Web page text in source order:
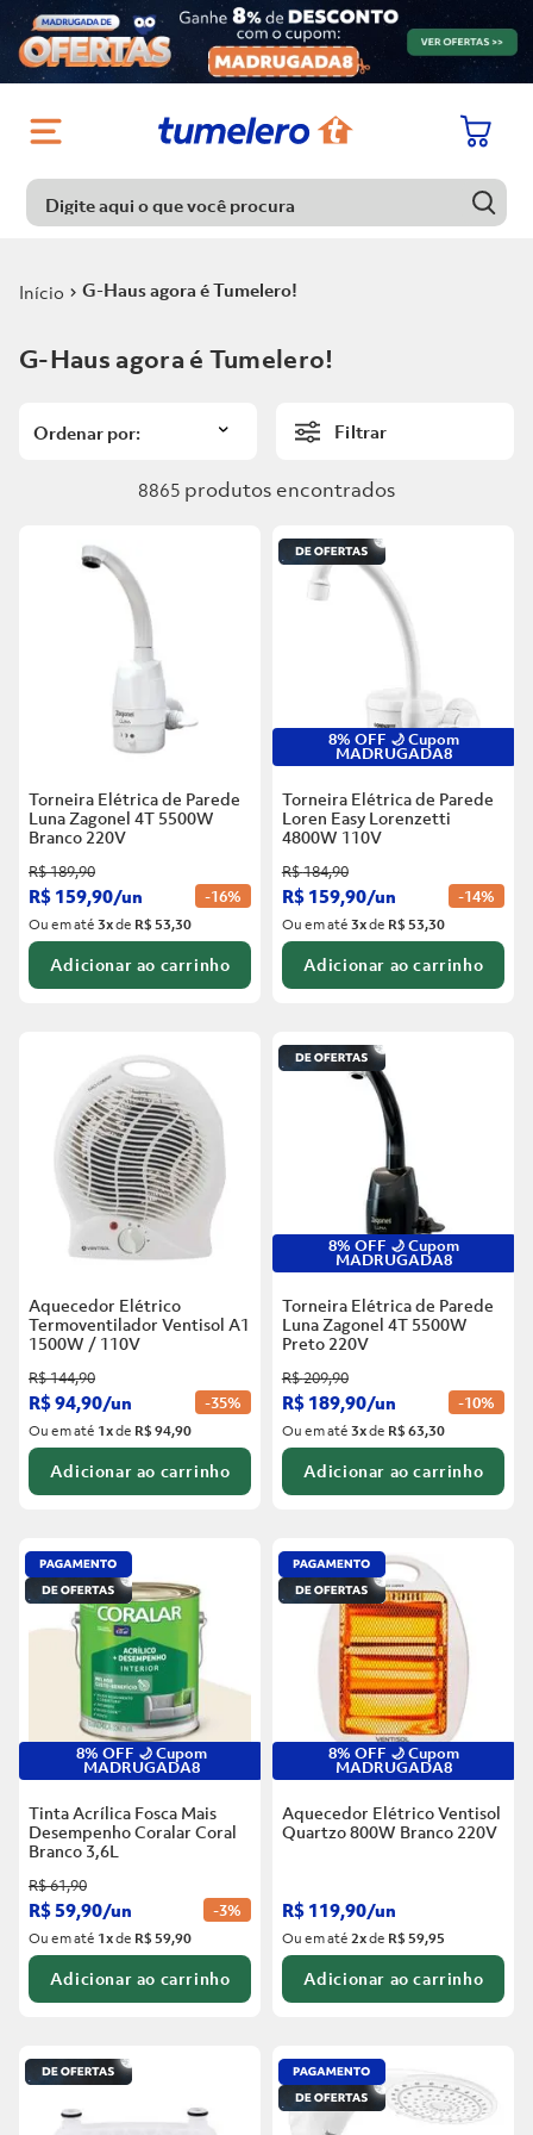
Digite aqui o que você procura
G-Haus agora é Tumelero!
G-Haus agora é Tumelero!
Filtrar
8865 produtos
Torneira Elétrica de Parede
Luna Zagonel 4T 5500W
Branco 220V
R$189,90
R$ 159,90/un -16%
Ou em até3xde R$ 53,30
Adicionar ao carrinho
8% OFF 🌙 Cupom
MADRUGADA8
Torneira Elétrica de Parede
Loren Easy Lorenzetti
4800W 110V
R$184,90
R$ 159,90/un -14%
Ou em até3xde R$ 53,30
Adicionar ao carrinho
Aquecedor Elétrico
Termoventilador Ventisol A1
1500W / 110V
R$144,90
R$94,90/un -35%
Ou em até 1xde R$ 94,90
Adicionar ao carrinho
8% OFF 🌙 Cupom
MADRUGADA8
Torneira Elétrica de Parede
Luna Zagonel 4T 5500W
Preto 220V
R$209,90
R$ 189,90/un -10%
Ou em até3xde R$ 63,30
Adicionar ao carrinho
8% OFF 🌙 Cupom
MADRUGADA8
Tinta Acrílica Fosca Mais
Desempenho Coralar Coral
Branco 3,6L
R$61,90
R$59,90/un -3%
Ou em até 1xde R$ 59,90
Adicionar ao carrinho
8% OFF 🌙 Cupom
MADRUGADA8
Aquecedor Elétrico Ventisol
Quartzo 800W Branco 220V
R$ 119,90/un
Ou em até2xde R$ 59,95
Adicionar ao carrinho
2º Chuveiro
Piso Ceramico
Telha
Forro Pvc
Janela
Termos mais buscados
2º Chuveiro
Porta
Telha
Forro Pvc
Vaso Sanitário
Rodapé
10º Janela